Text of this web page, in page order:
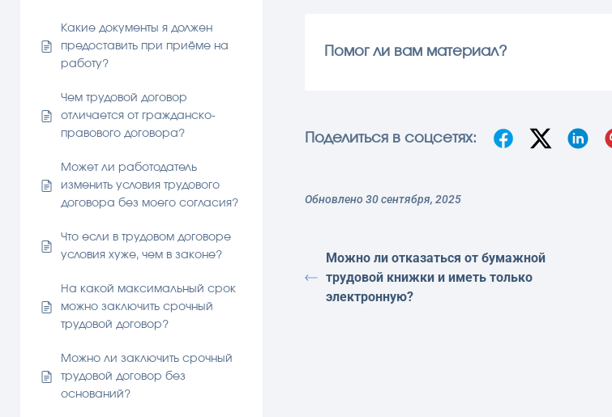
Какие документы я должен
предоставить при приёме на
работу?
Чем трудовой договор
отличается от гражданско-
правового договора?
Может ли работодатель
изменить условия трудового
договора без моего согласия?
Что если в трудовом договоре
условия хуже, чем в законе?
На какой максимальный срок
можно заключить срочный
трудовой договор?
Можно ли заключить срочный
трудовой договор без
оснований?
Помог ли вам материал?
Поделиться в соцсетях:
Обновлено 30 сентября, 2025
Можно ли отказаться от бумажной
трудовой книжки и иметь только
электронную?